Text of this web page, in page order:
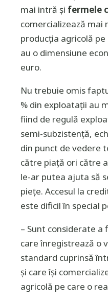
mai intră și fermele
comercializează mai
producţia agricolă
au o dimensiune
euro.
Nu trebuie omis
% din exploatații au
fiind de regulă
semi-subzistență,
din punct de vedere
către piață ori către
le-ar putea ajuta să
piețe. Accesul la
este dificil în special
– Sunt considerate a
care înregistrează o
standard cuprinsă
și care îşi
agricolă pe care o